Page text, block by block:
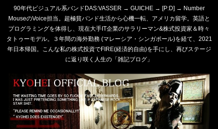
90年代ビジュアル系バンドDAS:VASSER → GUICHE → [P:D] → Number
MouseのVoice担当。超極貧バンド生活から心機一転、アメリカ留学。英語と
プログラミングを体得し、現在大手IT企業のサラリーマン&株式投資家＆時々
タトゥーモデル。３年間の海外勤務 (マレーシア・シンガポール)を経て、2021
年日本帰国。こんな私の株式投資でFIRE(経済的自由)を手にし、再びステージ
に返り咲く人生の「雑記ブログ」